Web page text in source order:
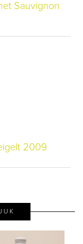
Sauvignon
2009